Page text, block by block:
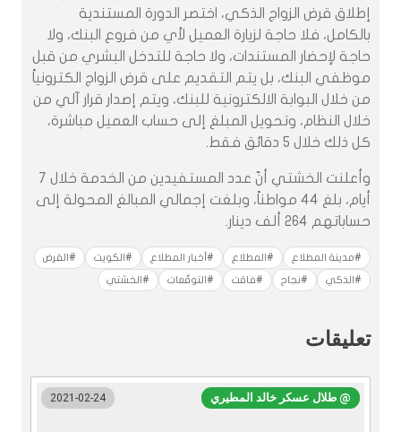
إطلاق قرض الزواج الذكي، اختصر الدورة المستندية
بالكامل، فلا حاجة لزيارة العميل لأي من فروع البنك، ولا
حاجة لإحضار المستندات، ولا حاجة للتدخل البشري من قبل
موظفي البنك، بل يتم التقديم على قرض الزواج الكترونياً
من خلال البوابة الالكترونية للبنك، ويتم إصدار قرار آلي من
خلال النظام، وتحويل المبلغ إلى حساب العميل مباشرة،
كل ذلك خلال 5 دقائق فقط.
وأعلنت الخشتي أنّ عدد المستفيدين من الخدمة خلال 7
أيام، بلغ 44 مواطناً، وبلغت إجمالي المبالغ المحولة إلى
حساباتهم 264 ألف دينار.
#مدينة المطلاع #المطلاع #أخبار المطلاع #الكويت #القرض
#الذكي #نجاح #فاقت #التوقّعات #الخشتي
تعليقات
@ طلال عسكر خالد المطيري 2021-02-24